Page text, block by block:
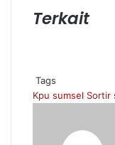
Terkait
Tags
Kpu sumsel Sortir